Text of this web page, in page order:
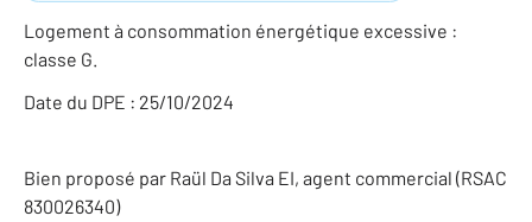
Logement à consommation énergétique excessive :
classe G.
Date du DPE : 25/10/2024
Bien proposé par Raül Da Silva EI, agent commercial (RSAC
830026340)